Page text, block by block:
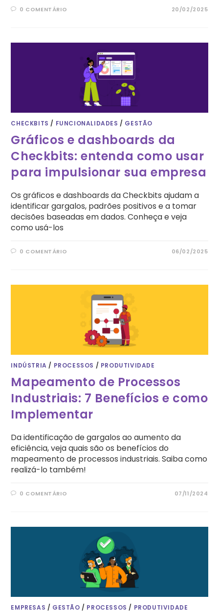
0 COMENTÁRIO 20/02/2025
CHECKBITS / FUNCIONALIDADES / GESTÃO
Gráficos e dashboards da
Checkbits: entenda como usar
para impulsionar sua empresa
Os gráficos e dashboards da Checkbits ajudam a
identificar gargalos, padrões positivos e a tomar
decisões baseadas em dados. Conheça e veja
como usá-los
0 COMENTÁRIO 06/02/2025
INDÚSTRIA / PROCESSOS / PRODUTIVIDADE
Mapeamento de Processos
Industriais: 7 Benefícios e como
Implementar
Da identificação de gargalos ao aumento da
eficiência, veja quais são os benefícios do
mapeamento de processos industriais. Saiba como
realizá-lo também!
0 COMENTÁRIO 07/11/2024
EMPRESAS / GESTÃO / PROCESSOS / PRODUTIVIDADE